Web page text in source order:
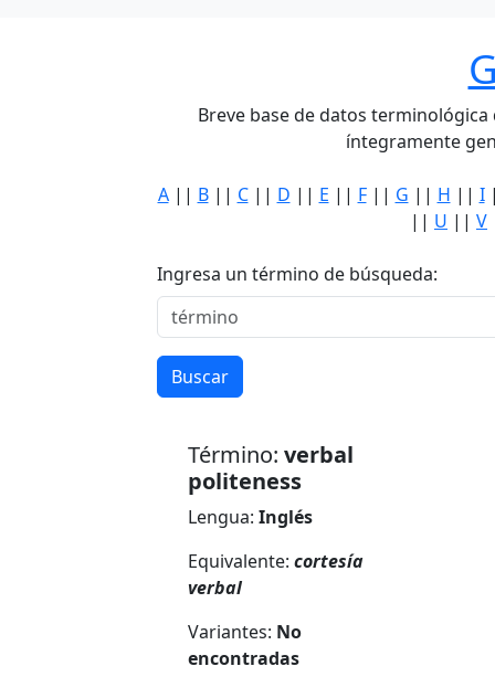
Breve base de datos
íntegramente
A|| B|| C|| D || E || F|| G || H || I
|| U || V
Ingresa un término de búsqueda:
Buscar
Término: verbal
politeness
Lengua: Inglés
Equivalente: cortesía
verbal
Variantes: No
encontradas